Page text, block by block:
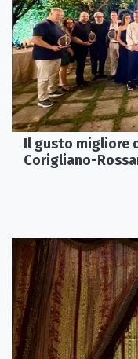
Il gusto migliore
Corigliano-